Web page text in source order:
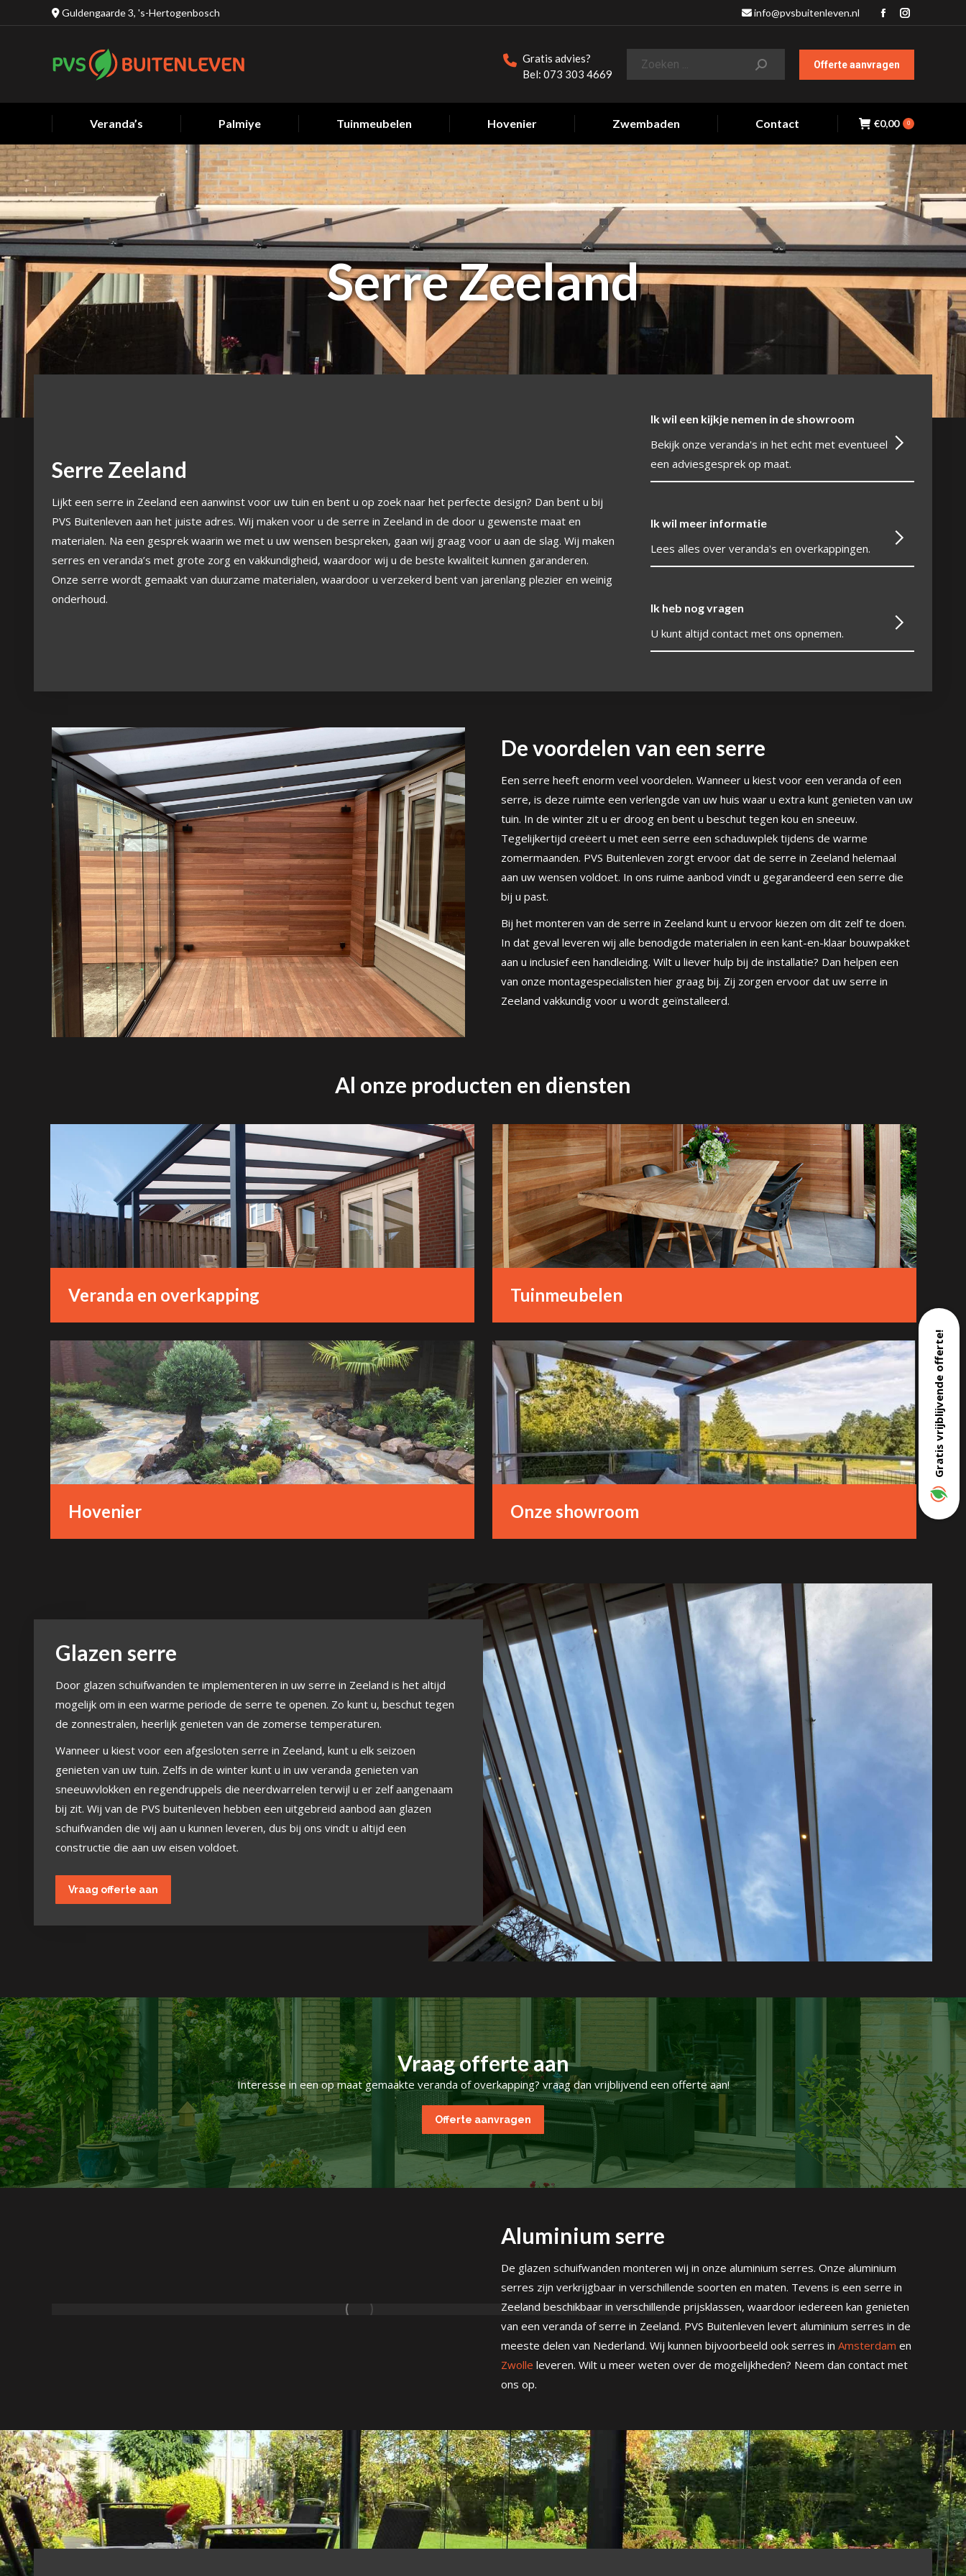
Guldengaarde 3, 's-Hertogenbosch info@pvsbuitenleven.nl
Facebook
in
window
Instagram
in
window
Gratis advies?
Bel: 073 303 4669
Offerte aanvragen
Veranda’s Palmiye Tuinmeubelen Hovenier Zwembaden Contact €0,00 0
Serre Zeeland
Serre Zeeland
Lijkt een serre in Zeeland een aanwinst voor uw tuin en bent u op zoek naar het perfecte design? Dan bent u bij
PVS Buitenleven aan het juiste adres. Wij maken voor u de serre in Zeeland in de door u gewenste maat en
materialen. Na een gesprek waarin we met u uw wensen bespreken, gaan wij graag voor u aan de slag. Wij maken
serres en veranda’s met grote zorg en vakkundigheid, waardoor wij u de beste kwaliteit kunnen garanderen.
Onze serre wordt gemaakt van duurzame materialen, waardoor u verzekerd bent van jarenlang plezier en weinig
onderhoud.
Ik wil een kijkje nemen in de showroom
Bekijk onze veranda's in het echt met eventueel
een adviesgesprek op maat.
Ik wil meer informatie
Lees alles over veranda's en overkappingen.
Ik heb nog vragen
U kunt altijd contact met ons opnemen.
De voordelen van een serre
Een serre heeft enorm veel voordelen. Wanneer u kiest voor een veranda of een
serre, is deze ruimte een verlengde van uw huis waar u extra kunt genieten van uw
tuin. In de winter zit u er droog en bent u beschut tegen kou en sneeuw.
Tegelijkertijd creëert u met een serre een schaduwplek tijdens de warme
zomermaanden. PVS Buitenleven zorgt ervoor dat de serre in Zeeland helemaal
aan uw wensen voldoet. In ons ruime aanbod vindt u gegarandeerd een serre die
bij u past.
Bij het monteren van de serre in Zeeland kunt u ervoor kiezen om dit zelf te doen.
In dat geval leveren wij alle benodigde materialen in een kant-en-klaar bouwpakket
aan u inclusief een handleiding. Wilt u liever hulp bij de installatie? Dan helpen een
van onze montagespecialisten hier graag bij. Zij zorgen ervoor dat uw serre in
Zeeland vakkundig voor u wordt geïnstalleerd.
Al onze producten en diensten
Veranda en overkapping Tuinmeubelen
Hovenier Onze showroom
Glazen serre
Door glazen schuifwanden te implementeren in uw serre in Zeeland is het altijd
mogelijk om in een warme periode de serre te openen. Zo kunt u, beschut tegen
de zonnestralen, heerlijk genieten van de zomerse temperaturen.
Wanneer u kiest voor een afgesloten serre in Zeeland, kunt u elk seizoen
genieten van uw tuin. Zelfs in de winter kunt u in uw veranda genieten van
sneeuwvlokken en regendruppels die neerdwarrelen terwijl u er zelf aangenaam
bij zit. Wij van de PVS buitenleven hebben een uitgebreid aanbod aan glazen
schuifwanden die wij aan u kunnen leveren, dus bij ons vindt u altijd een
constructie die aan uw eisen voldoet.
Vraag offerte aan
Vraag offerte aan
Interesse in een op maat gemaakte veranda of overkapping? vraag dan vrijblijvend een offerte aan!
Offerte aanvragen
Aluminium serre
De glazen schuifwanden monteren wij in onze aluminium serres. Onze aluminium
serres zijn verkrijgbaar in verschillende soorten en maten. Tevens is een serre in
Zeeland beschikbaar in verschillende prijsklassen, waardoor iedereen kan genieten
van een veranda of serre in Zeeland. PVS Buitenleven levert aluminium serres in de
meeste delen van Nederland. Wij kunnen bijvoorbeeld ook serres in Amsterdam en
Zwolle leveren. Wilt u meer weten over de mogelijkheden? Neem dan contact met
ons op.
Gratis vrijblijvende offerte!